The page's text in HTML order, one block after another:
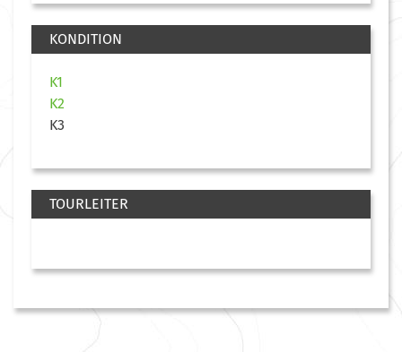
KONDITION
K1
K2
K3
TOURLEITER